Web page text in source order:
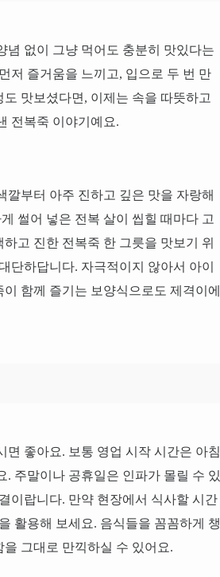
념 없이 그냥 먹어도 충분히 맛있다는
저 즐거움을 느끼고, 입으로 두 번 만
맛보셨다면, 이제는 속을 따뜻하고
전복죽 이야기예요.
부터 아주 진하고 깊은 맛을 자랑해
썰어 넣은 전복 살이 씹힐 때마다 고
고 진한 전복죽 한 그릇을 맛보기 위
단하답니다. 자극적이지 않아서 아이
함께 즐기는 보양식으로도 제격이에
좋아요. 보통 영업 시작 시간은 아침
주말이나 공휴일은 인파가 몰릴 수 있
이랍니다. 만약 현장에서 식사할 시간
활용해 보세요. 음식들을 꼼꼼하게 챙
그대로 만끽하실 수 있어요.